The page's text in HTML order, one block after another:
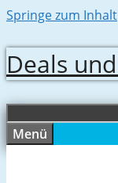
Springe zum Inhalt
Deals
Menü